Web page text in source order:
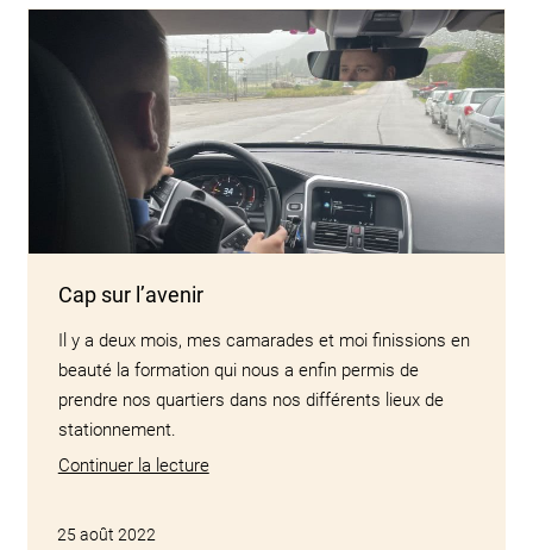
Cap sur l’avenir
Il y a deux mois, mes camarades et moi finissions en
beauté la formation qui nous a enfin permis de
prendre nos quartiers dans nos différents lieux de
stationnement.
Continuer la lecture
25 août 2022